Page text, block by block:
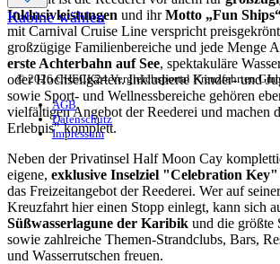
Inklusivleistungen und ihrMotto „Fun
mit Carnival Cruise Line verspricht
großzügige Familienbereiche und jede Menge
erste Achterbahn auf See, spektakuläre
oder Hochseilgärten. Inkludierte Kinder- und
sowie Sport- und Wellnessbereiche gehören
vielfältigen Angebot der Reederei und machen
Erlebnis" komplett.
Neben der Privatinsel Half Moon Cay
eigene, exklusive Inselziel "Celebration Key"
das Freizeitangebot der Reederei. Wer auf
Kreuzfahrt hier einen Stopp einlegt, kann sich
Süßwasserlagune der Karibik und die größte
sowie zahlreiche Themen-Strandclubs, Bars,
und Wasserrutschen freuen.
Kabine wählen
© 2026 CHECK24 Vergleichsportal Kreuzfahrten
AGB
Datenschutz
Impressum